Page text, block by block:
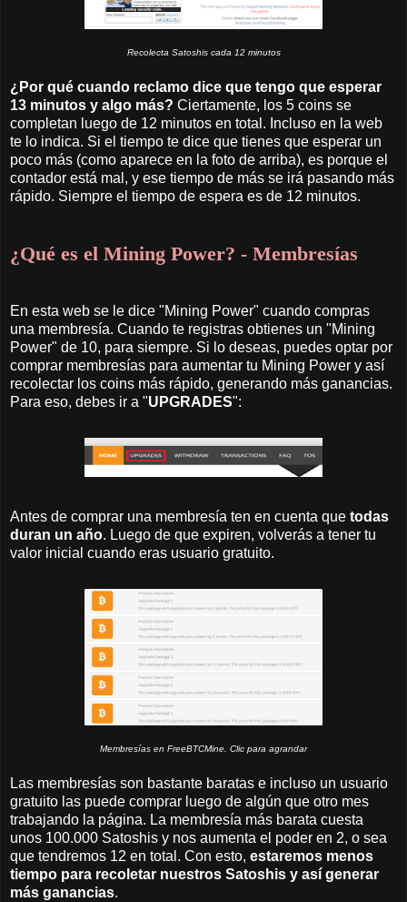
Recolecta Satoshis cada 12 minutos
¿Por qué cuando reclamo dice que tengo que esperar
13 minutos y algo más? Ciertamente, los 5 coins se
completan luego de 12 minutos en total. Incluso en la web
te lo indica. Si el tiempo te dice que tienes que esperar un
poco más (como aparece en la foto de arriba), es porque el
contador está mal, y ese tiempo de más se irá pasando más
rápido. Siempre el tiempo de espera es de 12 minutos.
¿Qué es el Mining Power? - Membresías
En esta web se le dice "Mining Power" cuando compras
una membresía. Cuando te registras obtienes un "Mining
Power" de 10, para siempre. Si lo deseas, puedes optar por
comprar membresías para aumentar tu Mining Power y así
recolectar los coins más rápido, generando más ganancias.
Para eso, debes ir a "UPGRADES":
Antes de comprar una membresía ten en cuenta que todas
duran un año. Luego de que expiren, volverás a tener tu
valor inicial cuando eras usuario gratuito.
Membresías en FreeBTCMine. Clic para agrandar
Las membresías son bastante baratas e incluso un usuario
gratuito las puede comprar luego de algún que otro mes
trabajando la página. La membresía más barata cuesta
unos 100.000 Satoshis y nos aumenta el poder en 2, o sea
que tendremos 12 en total. Con esto, estaremos menos
tiempo para recoletar nuestros Satoshis y así generar
más ganancias.